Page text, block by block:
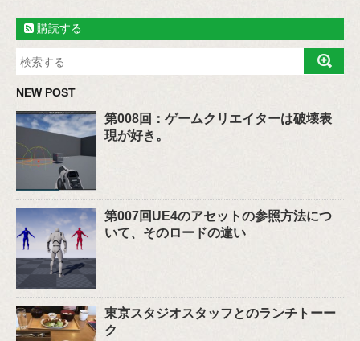
購読する
NEW POST
第008回：ゲームクリエイターは破壊表
現が好き。
第007回UE4のアセットの参照方法につ
いて、そのロードの違い
東京スタジオスタッフとのランチトーー
ク